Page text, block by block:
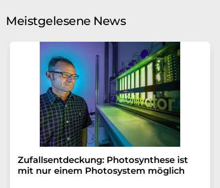
Meinungsforschung per E-Mail kontaktieren. Ihre
Einwilligung können Sie jederzeit ohne Angabe von
Str. 2, 12489 Berlin oder per E-Mail unter
widerruf@lumitos.com
mit Wirkung für die Zukunft
widerrufen. Zudem ist in jeder E-Mail ein Link zur
Abbestellung des entsprechenden Newsletters
enthalten.
Meistgelesene News
Zufallsentdeckung: Photosynthese ist
mit nur einem Photosystem möglich